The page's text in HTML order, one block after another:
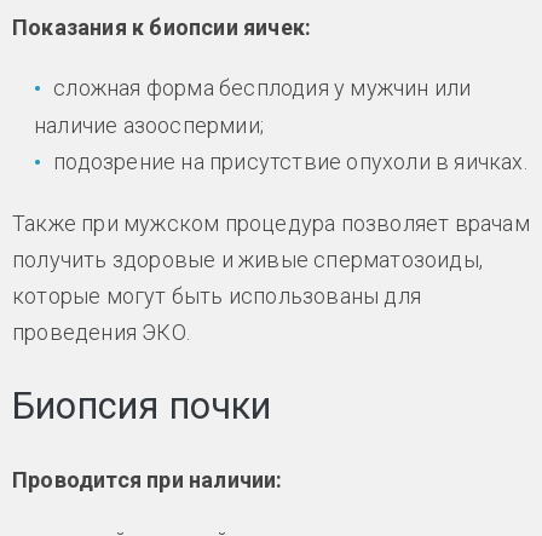
Показания к биопсии яичек:
сложная форма бесплодия у мужчин или
наличие азооспермии;
подозрение на присутствие опухоли в яичках.
Также при мужском процедура позволяет врачам
получить здоровые и живые сперматозоиды,
которые могут быть использованы для
проведения ЭКО.
Биопсия почки
Проводится при наличии: